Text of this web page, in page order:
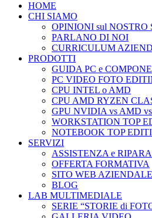
HOME
CHI SIAMO
OPINIONI sul NOSTRO
PARLANO DI NOI
CURRICULUM
PRODOTTI
GUIDA PC e
PC VIDEO FOTO
CPU INTEL o AMD
CPU AMD RYZEN
GPU NVIDIA vs AMD
WORKSTATION TOP
NOTEBOOK TOP
SERVIZI
ASSISTENZA e
OFFERTA FORMATIVA
SITO WEB
BLOG
LAB MULTIMEDIALE
SERIE “STORIE di